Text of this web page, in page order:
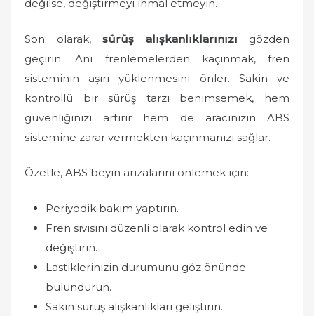
değilse, değiştirmeyi ihmal etmeyin.
Son olarak, sürüş alışkanlıklarınızı gözden
geçirin. Ani frenlemelerden kaçınmak, fren
sisteminin aşırı yüklenmesini önler. Sakin ve
kontrollü bir sürüş tarzı benimsemek, hem
güvenliğinizi artırır hem de aracınızın ABS
sistemine zarar vermekten kaçınmanızı sağlar.
Özetle, ABS beyin arızalarını önlemek için:
Periyodik bakım yaptırın.
Fren sıvısını düzenli olarak kontrol edin ve
değiştirin.
Lastiklerinizin durumunu göz önünde
bulundurun.
Sakin sürüş alışkanlıkları geliştirin.